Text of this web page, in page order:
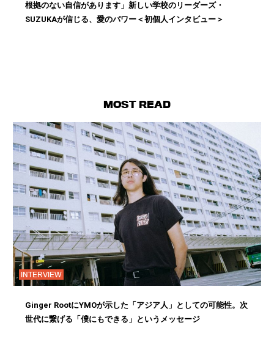
根拠のない自信があります」新しい学校のリーダーズ・
SUZUKAが信じる、愛のパワー＜初個人インタビュー＞
MOST READ
INTERVIEW
Ginger RootにYMOが示した「アジア人」としての可能性。次
世代に繋げる「僕にもできる」というメッセージ